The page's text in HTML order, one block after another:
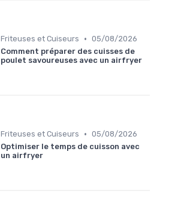
Friteuses et Cuiseurs • 05/08/2026
Comment préparer des cuisses de
poulet savoureuses avec un airfryer
Friteuses et Cuiseurs • 05/08/2026
Optimiser le temps de cuisson avec
un airfryer